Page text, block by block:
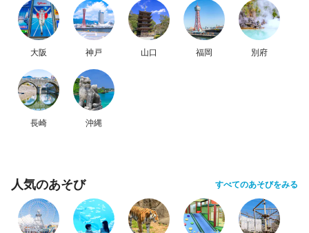
大阪 神戸 山口 福岡 別府
長崎 沖縄
人気のあそび すべてのあそびをみる